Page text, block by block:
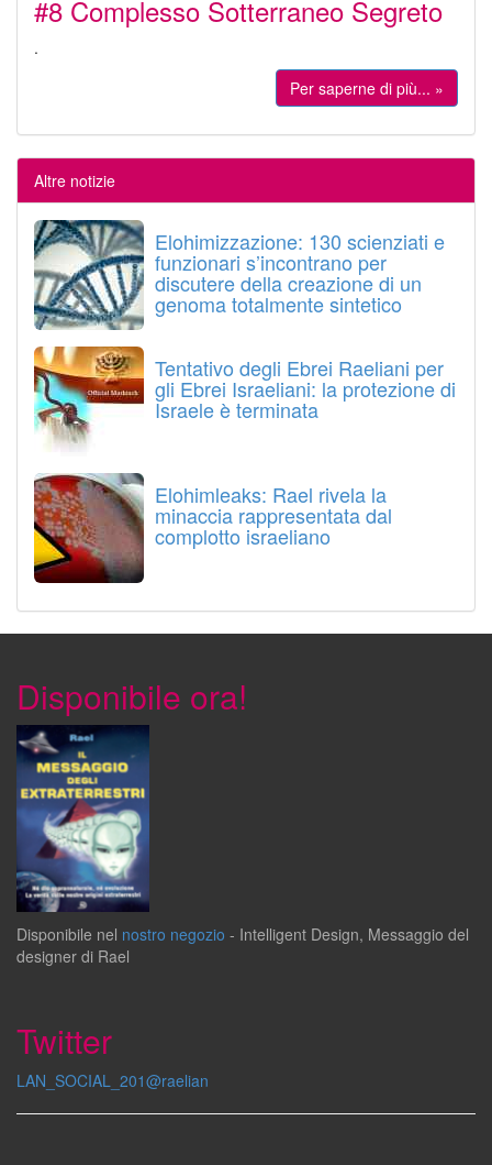
#8 Complesso Sotterraneo Segreto
.
Per saperne di più... »
Altre notizie
Elohimizzazione: 130 scienziati e
funzionari s’incontrano per
discutere della creazione di un
genoma totalmente sintetico
Tentativo degli Ebrei Raeliani per
gli Ebrei Israeliani: la protezione di
Israele è terminata
Elohimleaks: Rael rivela la
minaccia rappresentata dal
complotto israeliano
Disponibile ora!
Disponibile nel nostro negozio - Intelligent Design, Messaggio del
designer di Rael
Twitter
LAN_SOCIAL_201@raelian